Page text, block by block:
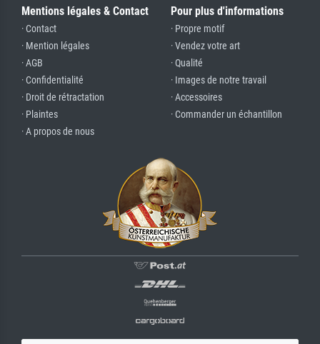
Mentions légales & Contact
· Contact
· Mention légales
· AGB
· Confidentialité
· Droit de rétractation
· Plaintes
· A propos de nous
Pour plus d'informations
· Propre motif
· Vendez votre art
· Qualité
· Images de notre travail
· Accessoires
· Commander un échantillon